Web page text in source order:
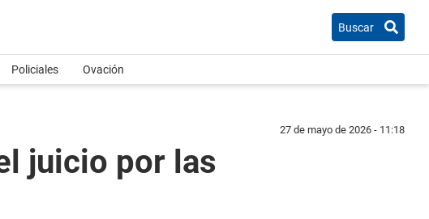
Buscar
Policiales Ovación
27 de mayo de 2026 - 11:18
juicio por las